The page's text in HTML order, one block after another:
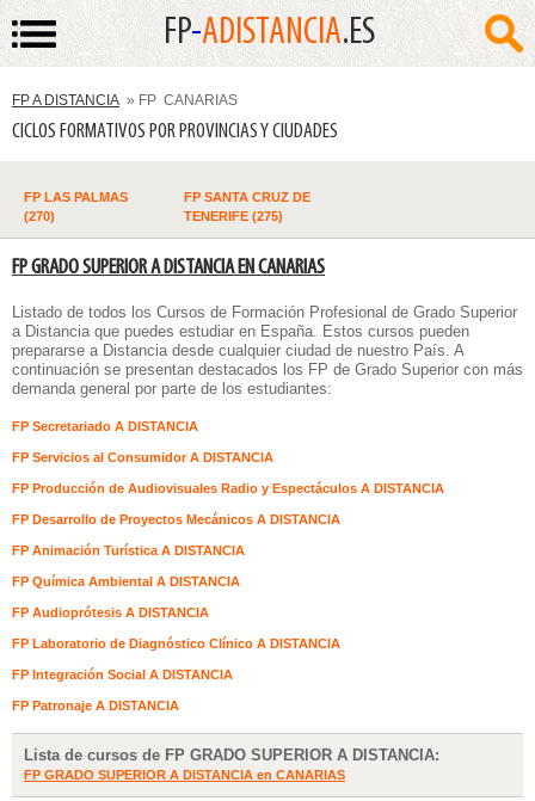
FP-ADISTANCIA.ES
FP A DISTANCIA » FP CANARIAS
CICLOS FORMATIVOS POR PROVINCIAS Y CIUDADES
FP LAS PALMAS
(270)
FP SANTA CRUZ DE
TENERIFE (275)
FP GRADO SUPERIOR A DISTANCIA EN CANARIAS
Listado de todos los Cursos de Formación Profesional de Grado Superior
a Distanciaque puedes estudiar en España. Estos cursos pueden
prepararse a Distancia desde cualquier ciudad de nuestro País. A
continuación se presentan destacados los FP de Grado Superior con más
demanda general por parte de los estudiantes:
FP Secretariado A DISTANCIA
FP Servicios al Consumidor A DISTANCIA
FP Producción de Audiovisuales Radio y Espectáculos A DISTANCIA
FP Desarrollo de Proyectos Mecánicos A DISTANCIA
FP Animación Turística A DISTANCIA
FP Química Ambiental A DISTANCIA
FP Audioprótesis A DISTANCIA
FP Laboratorio de Diagnóstico Clínico A DISTANCIA
FP Integración Social A DISTANCIA
FP Patronaje A DISTANCIA
Lista de cursos de FP GRADO SUPERIOR A DISTANCIA:
FP GRADO SUPERIOR A DISTANCIA en CANARIAS